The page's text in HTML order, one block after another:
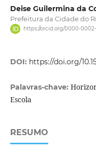
Deise Guilermina da
Prefeitura da Cidade do
https://orcid.org/0000-
DOI: https://doi.org/
Palavras-chave:
Escola
RESUMO